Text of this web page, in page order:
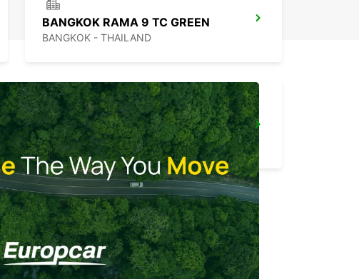
BANGKOK RAMA 9 TC GREEN
BANGKOK - THAILAND
NEW TECHO APT
KANDAL PROVINCE - CAMBODIA